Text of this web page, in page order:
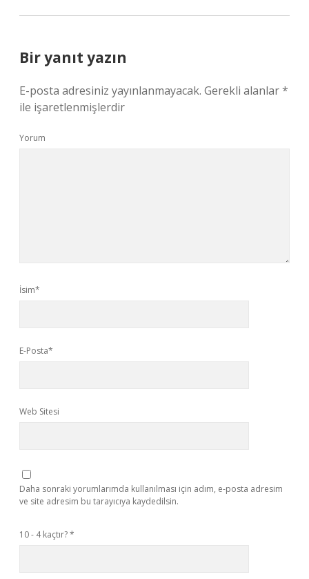
Bir yanıt yazın
E-posta adresiniz yayınlanmayacak. Gerekli alanlar*
ile işaretlenmişlerdir
Yorum
İsim*
E-Posta*
Web Sitesi
Daha sonraki yorumlarımda kullanılması için adım, e-posta adresim
ve site adresim bu tarayıcıya kaydedilsin.
10 - 4 kaçtır?*